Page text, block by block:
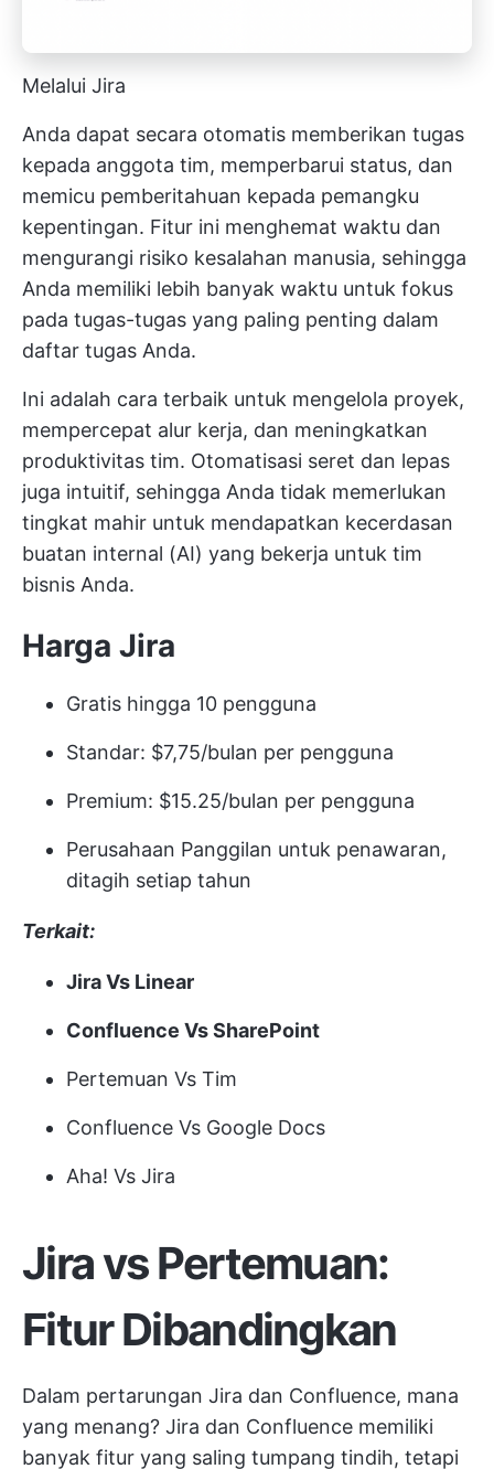
Melalui Jira
Anda dapat secara otomatis memberikan tugas
kepada anggota tim, memperbarui status, dan
memicu pemberitahuan kepada pemangku
kepentingan. Fitur ini menghemat waktu dan
mengurangi risiko kesalahan manusia, sehingga
Anda memiliki lebih banyak waktu untuk fokus
pada tugas-tugas yang paling penting dalam
daftar tugas Anda.
Ini adalah cara terbaik untuk mengelola proyek,
mempercepat alur kerja, dan meningkatkan
produktivitas tim. Otomatisasi seret dan lepas
juga intuitif, sehingga Anda tidak memerlukan
tingkat mahir untuk mendapatkan kecerdasan
buatan internal (AI) yang bekerja untuk tim
bisnis Anda.
Harga Jira
Gratis hingga 10 pengguna
Standar: $7,75/bulan per pengguna
Premium: $15.25/bulan per pengguna
Perusahaan Panggilan untuk penawaran,
ditagih setiap tahun
Terkait:
Jira Vs Linear
Confluence Vs SharePoint
Pertemuan Vs Tim
Confluence Vs Google Docs
Aha! Vs Jira
Jira vs Pertemuan:
Fitur Dibandingkan
Dalam pertarungan Jira dan Confluence, mana
yang menang? Jira dan Confluence memiliki
banyak fitur yang saling tumpang tindih, tetapi